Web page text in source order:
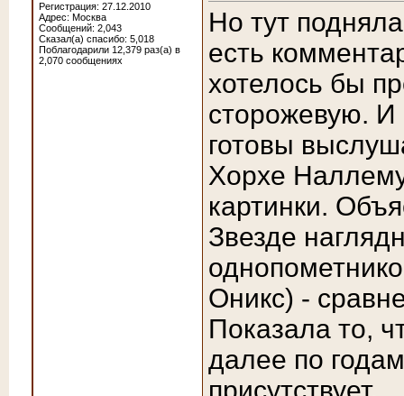
Регистрация: 27.12.2010
Адрес: Москва
Сообщений: 2,043
Сказал(а) спасибо: 5,018
Поблагодарили 12,379 раз(а) в
2,070 сообщениях
Но тут
есть
хотелось бы
сторожевую. И
готовы
Хорхе
картинки.
Звезде
Оникс) -
Показала то,
далее по